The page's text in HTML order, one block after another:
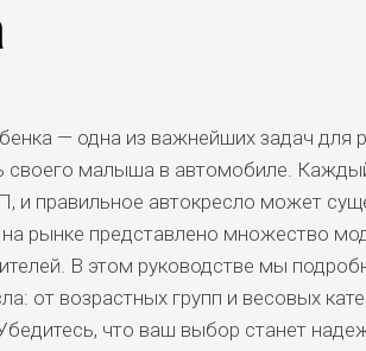
— одна из важнейших задач для
своего малыша в автомобиле.
и правильное автокресло может
рынке представлено множество
В этом руководстве мы
от возрастных групп и весовых
что ваш выбор станет